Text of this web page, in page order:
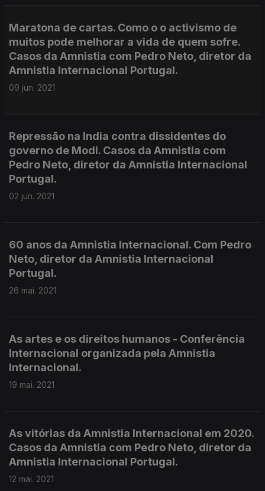
Maratona de cartas. Como o o activismo de
muitos pode melhorar a vida de quem sofre.
Casos da Amnistia com Pedro Neto, diretor da
Amnistia Internacional Portugal.
09 jun. 2021
Repressão na India contra dissidentes do
governo de Modi. Casos da Amnistia com
Pedro Neto, diretor da Amnistia Internacional
Portugal.
02 jun. 2021
60 anos da Amnistia Internacional. Com Pedro
Neto, diretor da Amnistia Internacional
Portugal.
26 mai. 2021
As artes e os direitos humanos - Conferência
Internacional organizada pela Amnistia
Internacional.
19 mai. 2021
As vitórias da Amnistia Internacional em 2020.
Casos da Amnistia com Pedro Neto, diretor da
Amnistia Internacional Portugal.
12 mai. 2021